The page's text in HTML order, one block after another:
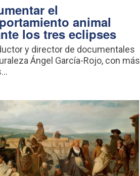
el
animal
los tres eclipses
y director de documentales
Ángel García-Rojo, con más